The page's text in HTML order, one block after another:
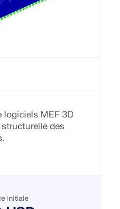
logiciels MEF 3D
des
initiale